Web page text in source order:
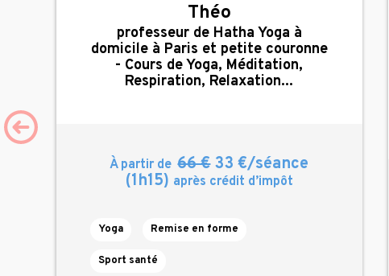
Théo
,
professeur de Hatha Yoga à
domicile à Paris et petite couronne
- Cours de Yoga, Méditation,
Respiration, Relaxation...
À partir de 66 €33 €/séance
(1h15) après crédit d’impôt
Yoga Remise en forme
Sport santé